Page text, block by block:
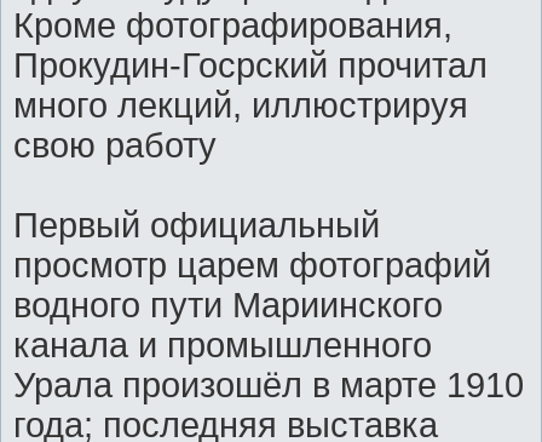
Кроме фотографирования,
Прокудин-Госрский прочитал
много лекций, иллюстрируя
свою работу
Первый официальный
просмотр царем фотографий
водного пути Мариинского
канала и промышленного
Урала произошёл в марте 1910
года; последняя выставка